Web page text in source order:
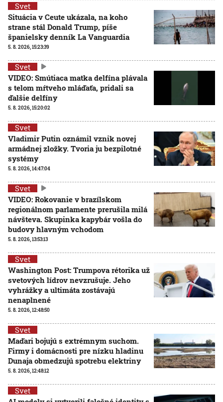
Svet
Situácia v Ceute ukázala, na koho
strane stál Donald Trump, píše
španielsky denník La Vanguardia
5. 8. 2026, 15:23:39
Svet
VIDEO: Smútiaca matka delfína plávala
s telom mŕtveho mláďaťa, pridali sa
ďalšie delfíny
5. 8. 2026, 15:20:02
Svet
Vladimir Putin oznámil vznik novej
armádnej zložky. Tvoria ju bezpilotné
systémy
5. 8. 2026, 14:47:04
Svet
VIDEO: Rokovanie v brazílskom
regionálnom parlamente prerušila milá
návšteva. Skupinka kapybár vošla do
budovy hlavným vchodom
5. 8. 2026, 13:53:13
Svet
Washington Post: Trumpova rétorika už
svetových lídrov nevzrušuje. Jeho
vyhrážky a ultimáta zostávajú
nenaplnené
5. 8. 2026, 12:48:50
Svet
Maďari bojujú s extrémnym suchom.
Firmy i domácnosti pre nízku hladinu
Dunaja obmedzujú spotrebu elektriny
5. 8. 2026, 12:48:12
Svet